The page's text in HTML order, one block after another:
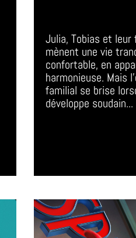
Julia, Tobias et leur
mènent une vie
confortable, en
harmonieuse. Mais
familial se brise
développe soudain...